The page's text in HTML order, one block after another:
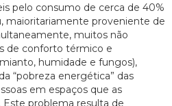
pelo consumo de cerca de 40%
maioritariamente proveniente de
muitos não
de conforto térmico e
humidade e fungos),
“pobreza energética” das
em espaços que as
problema resulta de